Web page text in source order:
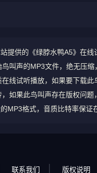
提供的《绿脖水鸭A5》在
叫声的MP3文件，绝无压
线试听播放，如果要下载
如果此鸟叫声存在版权问题
MP3格式，音质比特率保
联系我们 版权说明